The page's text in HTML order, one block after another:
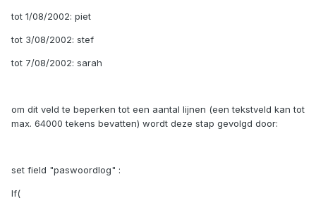
tot 1/08/2002: piet
tot 3/08/2002: stef
tot 7/08/2002: sarah
om dit veld te beperken tot een aantal lijnen (een tekstveld kan tot
max. 64000 tekens bevatten) wordt deze stap gevolgd door:
set field "paswoordlog" :
If(